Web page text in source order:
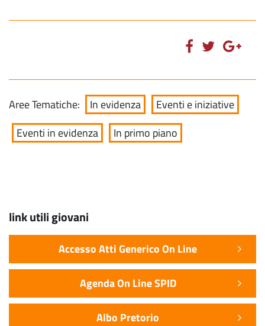
Aree Tematiche: In evidenza
Eventi e iniziative
Eventi in evidenza
In primo piano
link utili giovani
Accesso Atti Generico On Line
Agenda On Line SPID
Albo Pretorio